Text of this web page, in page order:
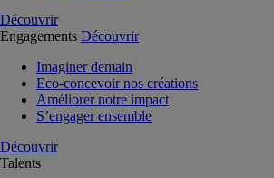
Découvrir
Engagements Découvrir
Imaginer demain
Eco-concevoir nos créations
Améliorer notre impact
S’engager ensemble
Découvrir
Talents